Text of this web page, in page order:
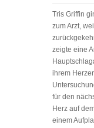
Tris Griffin
zum Arzt,
zeigte eine
ihrem
für den
Herz auf
einem